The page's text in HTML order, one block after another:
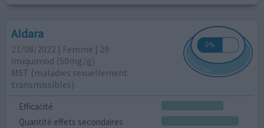
Aldara
21/08/2022 | Femme | 29
imiquimod (50mg/g)
MST (maladies sexuellement
transmissibles)
Efficacité
Quantité effets secondaires